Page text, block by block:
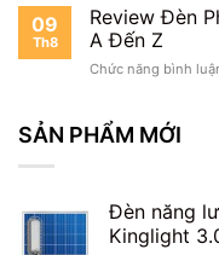
09
Th8
Review Đèn
A Đến Z
Chức năng bình
SẢN PHẨM MỚI
Đèn năng
Kinglight